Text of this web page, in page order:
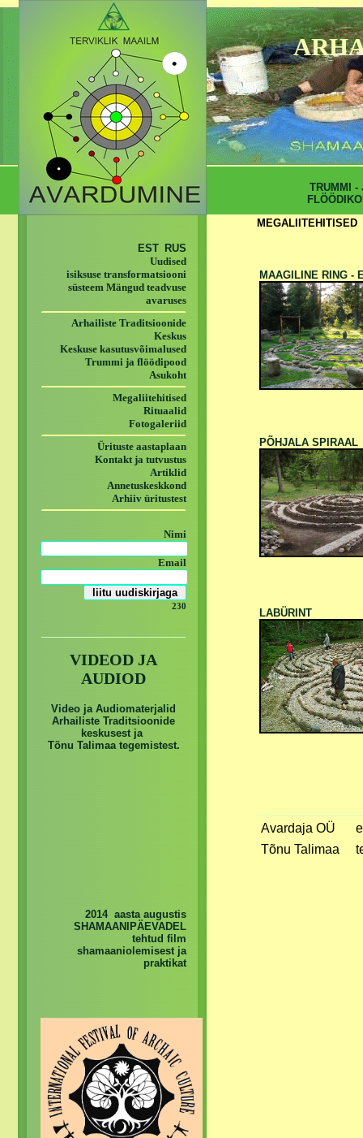
MEGALIITEHITISED
MAAGILINE RING -
PÕHJALA SPIRAAL
LABÜRINT
Avardaja OÜ
Tõnu Talimaa
EST RUS
Uudised
isiksuse transformatsiooni
süsteem Mängud teadvuse
avaruses
Arhailiste Traditsioonide
Keskus
Keskuse kasutusvõimalused
Trummi ja flöödipood
Asukoht
Megaliitehitised
Rituaalid
Fotogaleriid
Ürituste aastaplaan
Kontakt ja tutvustus
Artiklid
Annetuskeskkond
Arhiiv üritustest
Nimi
Email
230
VIDEOD JA
AUDIOD
Video ja Audiomaterjalid
Arhailiste Traditsioonide
keskusest ja
Tõnu Talimaa tegemistest.
2014 aasta augustis
SHAMAANIPÄEVADEL
tehtud film
shamaaniolemisest ja
praktikat
TRUMMI -